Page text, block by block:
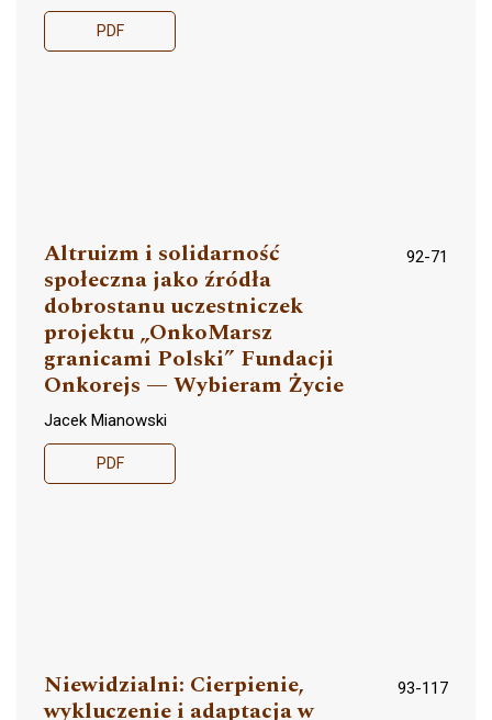
PDF
Altruizm i solidarność
społeczna jako źródła
dobrostanu uczestniczek
projektu „OnkoMarsz
granicami Polski” Fundacji
Onkorejs — Wybieram Życie
92-71
Jacek Mianowski
PDF
Niewidzialni: Cierpienie,
wykluczenie i adaptacja w
93-117